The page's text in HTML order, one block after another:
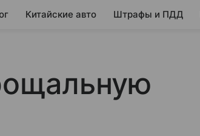
Китайские авто Штрафы и ПДД